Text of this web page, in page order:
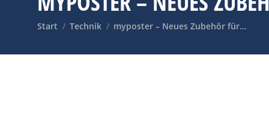
Sie befinden sich hier:
Start Technik myposter – Neues Zubehör für…